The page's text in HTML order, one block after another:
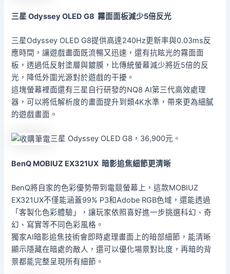
三星 Odyssey OLED G8霧面面板減少5倍反光
三星Odyssey OLED G8提供高達240Hz更新率與0.03ms反
應時間，讓遊戲畫面既流暢又迅速，還有抗眩光的霧面面
板，透過低反射塗層與鍍膜，比傳統螢幕減少將近5倍的反
光，降低外圍光源對於遊戲的干擾。
這塊螢幕裡面還有三星自行研發的NQ8 AI第三代高效處理
器，可以將低解析度的畫面提升到類4K水準，帶來更為細膩
的遊戲畫面。
三星 Odyssey OLED G8，36,900元。
BenQ MOBIUZ EX321UX 暗影追焦細節更清晰
BenQ將自家的色彩優勢帶到電競螢幕上，這款MOBIUZ
EX321UX不僅能涵蓋99% P3和Adobe RGB色域，還能透過
「客製化色彩體驗」，讓玩家依照喜好進一步挑選科幻、奇
幻、寫實等不同色彩風格。
獨家AI暗影追焦技術會即時處理畫面上的暗部細節，能清晰
顯示隱藏在暗處的敵人，還可以優化場景對比度，再暗的背
景都能完整呈現所有細節。